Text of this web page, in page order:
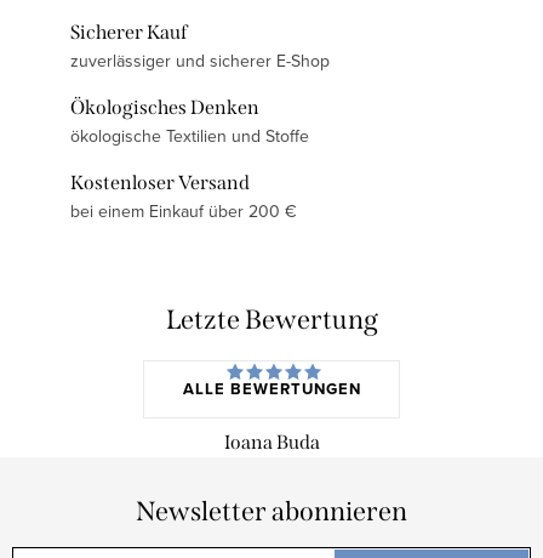
Sicherer Kauf
zuverlässiger und sicherer E-Shop
Ökologisches Denken
ökologische Textilien und Stoffe
Kostenloser Versand
bei einem Einkauf über 200 €
Letzte Bewertung
ALLE BEWERTUNGEN
Ioana Buda
Newsletter abonnieren